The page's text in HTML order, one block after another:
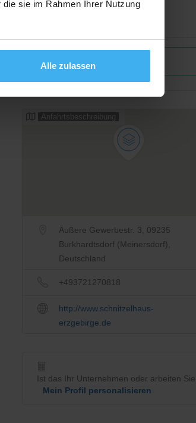
sie im Rahmen Ihrer Nutzung
Alle zulassen
Anfahrtsbeschreibung
Äußere Gewerbestr. 3, 09235
Burkhardtsdorf (Meinersdorf),
Deutschland
+493721270818
http://www.schnitzelhaus-
erzgebirge.de
Ist das Ihr Unternehmen oder arbeiten
Mein Profil personalisieren